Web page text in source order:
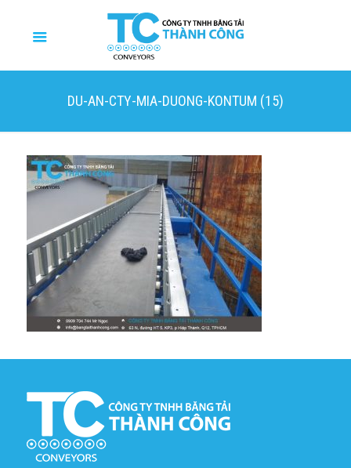
DU-AN-CTY-MIA-DUONG-KONTUM (15)